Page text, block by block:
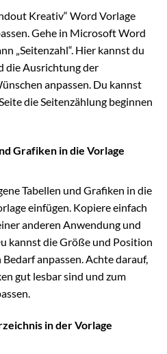
Kreativ“ Word Vorlage
Gehe in Microsoft Word
„Seitenzahl“. Hier kannst du
die Ausrichtung der
anpassen. Du kannst
die Seitenzählung beginnen
Grafiken in die Vorlage
Tabellen und Grafiken in die
einfügen. Kopiere einfach
anderen Anwendung und
kannst die Größe und Position
anpassen. Achte darauf,
gut lesbar sind und zum
in der Vorlage